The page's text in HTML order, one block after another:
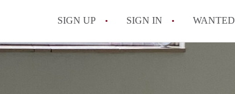
SIGN UP SIGN IN WANTED